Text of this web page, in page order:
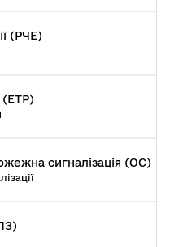
(РЧЕ)
(ЕТР)
сигналізація (ОС)